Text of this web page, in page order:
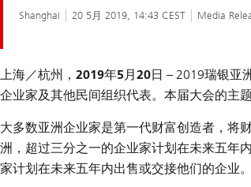
Shanghai 20 5月 2019, 14:43 CEST Media
上海／杭州，2019年5月20日 – 2019瑞银亚
企业家及其他民间组织代表。本届大会的主
大多数亚洲企业家是第一代财富创造者，将
洲，超过三分之一的企业家计划在未来五年
家计划在未来五年内出售或交接他们的企业。